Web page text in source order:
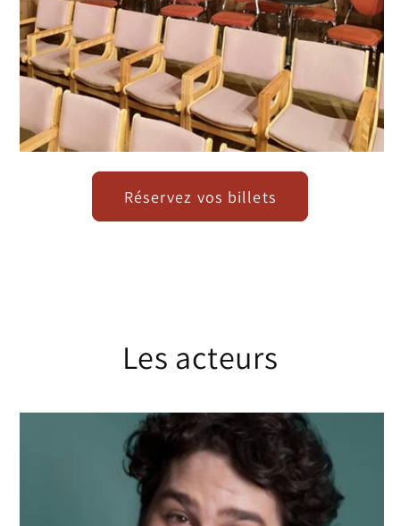
Réservez vos billets
Les acteurs